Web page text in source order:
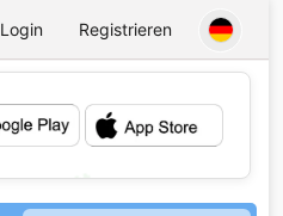
Login Registrieren